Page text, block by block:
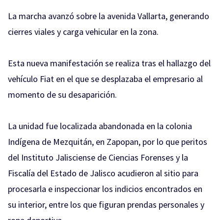
La marcha avanzó sobre la avenida Vallarta, generando
cierres viales y carga vehicular en la zona.
Esta nueva manifestación se realiza tras el hallazgo del
vehículo Fiat en el que se desplazaba el empresario al
momento de su desaparición.
La unidad fue localizada abandonada en la colonia
Indígena de Mezquitán, en Zapopan, por lo que peritos
del Instituto Jalisciense de Ciencias Forenses y la
Fiscalía del Estado de Jalisco acudieron al sitio para
procesarla e inspeccionar los indicios encontrados en
su interior, entre los que figuran prendas personales y